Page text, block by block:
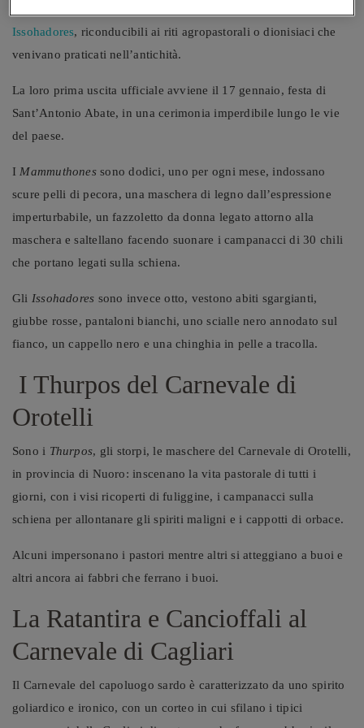
Issohadores, riconducibili ai riti agropastorali o dionisiaci che
venivano praticati nell’antichità.
La loro prima uscita ufficiale avviene il 17 gennaio, festa di
Sant’Antonio Abate, in una cerimonia imperdibile lungo le vie
del paese.
I Mammuthonessono dodici, uno per ogni mese, indossano
scure pelli di pecora, una maschera di legno dall’espressione
imperturbabile, un fazzoletto da donna legato attorno alla
maschera e saltellano facendo suonare i campanacci di 30 chili
che portano legati sulla schiena.
Gli Issohadores sono invece otto, vestono abiti sgargianti,
giubbe rosse, pantaloni bianchi, uno scialle nero annodato sul
fianco, un cappello nero e una chinghia in pelle a tracolla.
I Thurpos del Carnevale di
Orotelli
Sono i Thurpos, gli storpi, le maschere del Carnevale di Orotelli,
in provincia di Nuoro: inscenano la vita pastorale di tutti i
giorni, con i visi ricoperti di fuliggine, i campanacci sulla
schiena per allontanare gli spiriti maligni e i cappotti di orbace.
Alcuni impersonano i pastori mentre altri si atteggiano a buoi e
altri ancora ai fabbri che ferrano i buoi.
La Ratantira e Cancioffali al
Carnevale di Cagliari
Il Carnevale del capoluogo sardo è caratterizzato da uno spirito
goliardico e ironico, con un corteo in cui sfilano i tipici